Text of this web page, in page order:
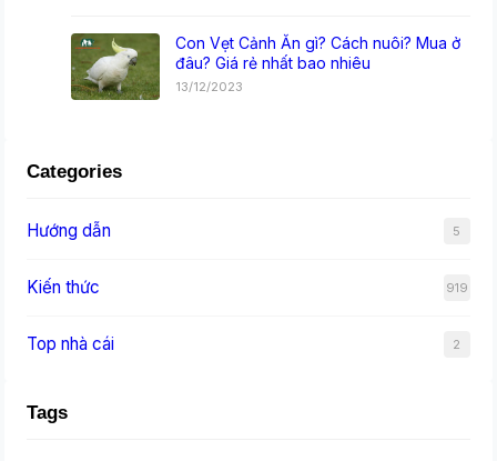
Con Vẹt Cảnh Ăn gì? Cách nuôi? Mua ở
đâu? Giá rẻ nhất bao nhiêu
13/12/2023
Categories
Hướng dẫn 5
Kiến thức 919
Top nhà cái 2
Tags